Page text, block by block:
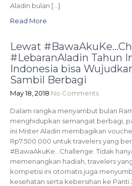
Aladin bulan […]
Read More
Lewat
#LebaranAladin Tahun
Indonesia bisa
Sambil Berbagi
May 18, 2018 No Comments
Dalam rangka menyambut bulan
menghidupkan semangat berbagi,
ini Mister Aladin membagikan
Rp7.500.000 untuk travelers yang
#BawaAkuKe…Challenge. Tidak
memenangkan hadiah, travelers
kompetisi ini otomatis juga
kesehatan serta kebersihan ke Panti